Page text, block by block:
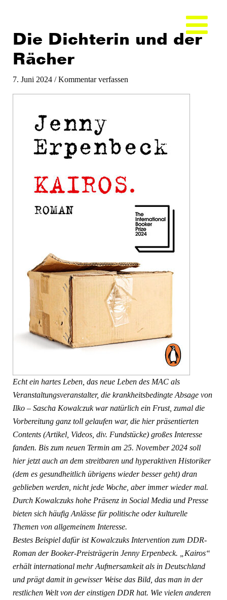
springenDie Dichterin und der
Rächer
7. Juni 2024/Kommentar verfassen
Echt ein hartes Leben, das neue Leben des MAC als
Veranstaltungsveranstalter, die krankheitsbedingte Absage von
Ilko – Sascha Kowalczuk war natürlich ein Frust, zumal die
Vorbereitung ganz toll gelaufen war, die hier präsentierten
Contents (Artikel, Videos, div. Fundstücke) großes Interesse
fanden. Bis zum neuen Termin am 25. November 2024 soll
hier jetzt auch an dem streitbaren und hyperaktiven Historiker
(dem es gesundheitlich übrigens wieder besser geht) dran
geblieben werden, nicht jede Woche, aber immer wieder mal.
Durch Kowalczuks hohe Präsenz in Social Media und Presse
bieten sich häufig Anlässe für politische oder kulturelle
Themen von allgemeinem Interesse.
Bestes Beispiel dafür ist Kowalczuks Intervention zum DDR-
Roman der Booker-Preisträgerin Jenny Erpenbeck. „Kairos“
erhält international mehr Aufmersamkeit als in Deutschland
und prägt damit in gewisser Weise das Bild, das man in der
restlichen Welt von der einstigen DDR hat. Wie vielen anderen